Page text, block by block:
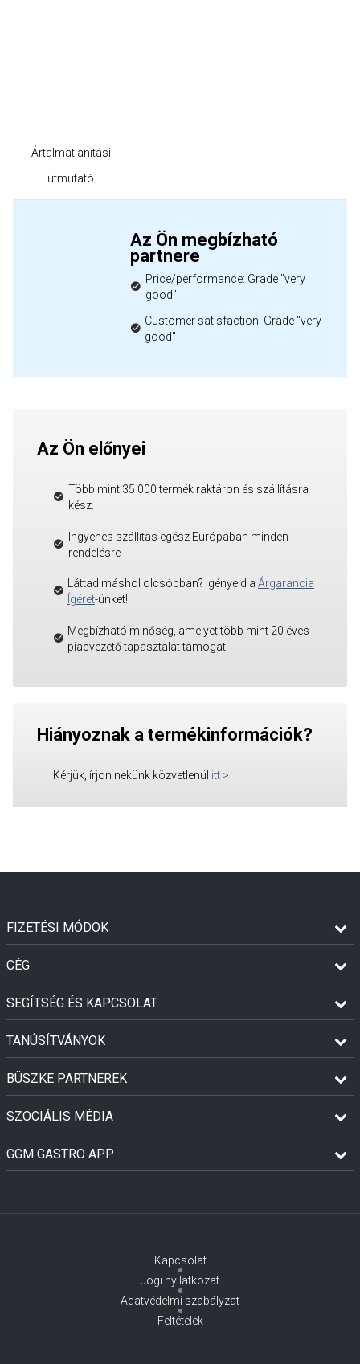
Ártalmatlanítási
útmutató
Az Ön megbízható
partnere
Price/performance: Grade "very
good"
Customer satisfaction: Grade "very
good"
Az Ön előnyei
Több mint 35 000 termék raktáron és szállításra
kész.
Ingyenes szállítás egész Európában minden
rendelésre
Láttad máshol olcsóbban? Igényeld a Árgarancia
Ígéret-ünket!
Megbízható minőség, amelyet több mint 20 éves
piacvezető tapasztalat támogat.
Hiányoznak a termékinformációk?
Kérjük, írjon nekünk közvetlenül itt >
FIZETÉSI MÓDOK
CÉG
SEGÍTSÉG ÉS KAPCSOLAT
TANÚSÍTVÁNYOK
BÜSZKE PARTNEREK
SZOCIÁLIS MÉDIA
GGM GASTRO APP
Kapcsolat
Jogi nyilatkozat
Adatvédelmi szabályzat
Feltételek